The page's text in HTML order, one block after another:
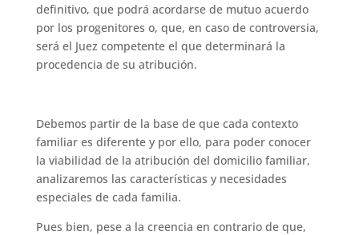
definitivo, que podrá acordarse de mutuo acuerdo
por los progenitores o, que, en caso de controversia,
será el Juez competente el que determinará la
procedencia de su atribución.
Debemos partir de la base de que cada contexto
familiar es diferente y por ello, para poder conocer
la viabilidad de la atribución del domicilio familiar,
analizaremos las características y necesidades
especiales de cada familia.
Pues bien, pese a la creencia en contrario de que,